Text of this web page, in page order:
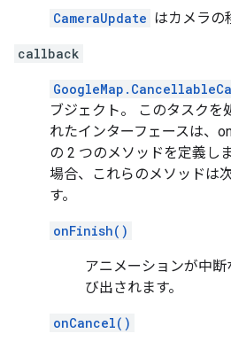
CameraUpdate はカメラの
callback
ブジェクト。 このタスクを
れたインターフェースは、
の 2 つのメソッドを定義し
場合、これらのメソッドは
す。
onFinish()
アニメーションが中
び出されます。
onCancel()